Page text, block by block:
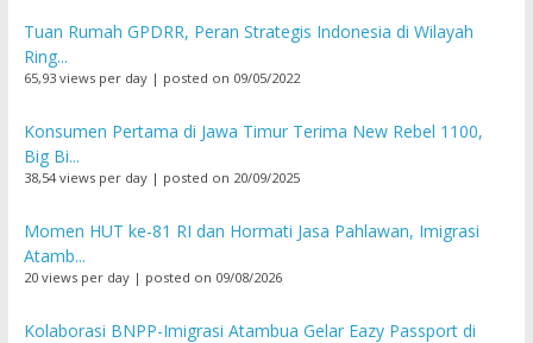
Tuan Rumah GPDRR, Peran Strategis Indonesia di Wilayah
Ring...
65,93 views per day| posted on 09/05/2022
Konsumen Pertama di Jawa Timur Terima New Rebel 1100,
Big Bi...
38,54 views per day| posted on 20/09/2025
Momen HUT ke-81 RI dan Hormati Jasa Pahlawan, Imigrasi
Atamb...
20 views per day| posted on 09/08/2026
Kolaborasi BNPP-Imigrasi Atambua Gelar Eazy Passport di